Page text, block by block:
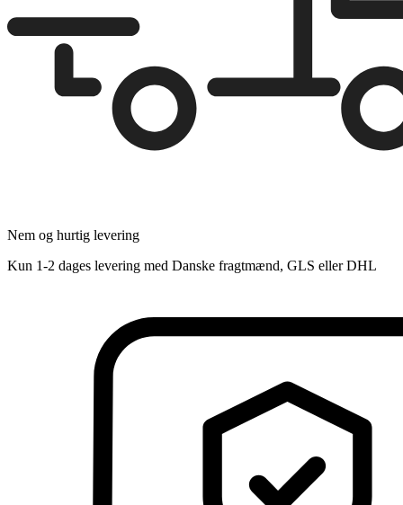
Nem og hurtig levering
Kun 1-2 dages levering med Danske fragtmænd, GLS eller DHL